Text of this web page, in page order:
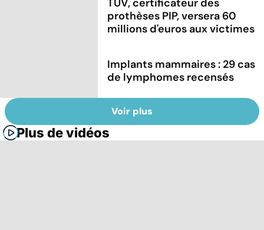
prothèses PIP, versera 60
millions d'euros aux victimes
Implants mammaires : 29 cas
de lymphomes recensés
Voir plus
Plus de vidéos